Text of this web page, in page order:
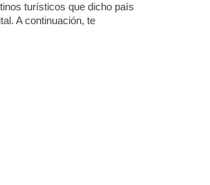
turísticos que dicho país
A continuación, te